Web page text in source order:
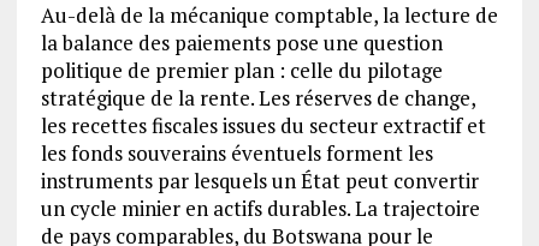
Au-delà de la mécanique comptable, la lecture de
la balance des paiements pose une question
politique de premier plan : celle du pilotage
stratégique de la rente. Les réserves de change,
les recettes fiscales issues du secteur extractif et
les fonds souverains éventuels forment les
instruments par lesquels un État peut convertir
un cycle minier en actifs durables. La trajectoire
de pays comparables, du Botswana pour le